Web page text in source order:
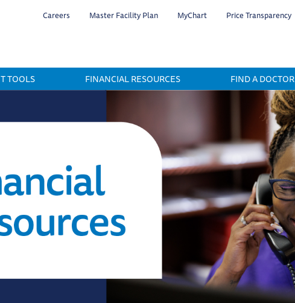
to
Careers Master Facility Plan MyChart Price Transparency
TOOLS FINANCIAL RESOURCES FIND A DOCTOR